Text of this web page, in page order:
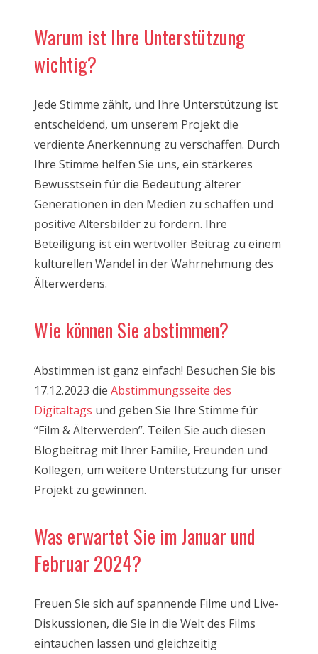
Warum ist Ihre Unterstützung
wichtig?
Jede Stimme zählt, und Ihre Unterstützung ist
entscheidend, um unserem Projekt die
verdiente Anerkennung zu verschaffen. Durch
Ihre Stimme helfen Sie uns, ein stärkeres
Bewusstsein für die Bedeutung älterer
Generationen in den Medien zu schaffen und
positive Altersbilder zu fördern. Ihre
Beteiligung ist ein wertvoller Beitrag zu einem
kulturellen Wandel in der Wahrnehmung des
Älterwerdens.
Wie können Sie abstimmen?
Abstimmen ist ganz einfach! Besuchen Sie bis
17.12.2023 die Abstimmungsseite des
Digitaltags und geben Sie Ihre Stimme für
“Film & Älterwerden”. Teilen Sie auch diesen
Blogbeitrag mit Ihrer Familie, Freunden und
Kollegen, um weitere Unterstützung für unser
Projekt zu gewinnen.
Was erwartet Sie im Januar und
Februar 2024?
Freuen Sie sich auf spannende Filme und Live-
Diskussionen, die Sie in die Welt des Films
eintauchen lassen und gleichzeitig